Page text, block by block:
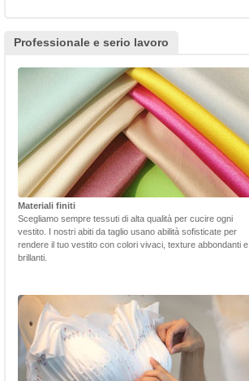
Professionale e serio lavoro
Materiali finiti
Scegliamo sempre tessuti di alta qualità per cucire ogni
vestito. I nostri abiti da taglio usano abilità sofisticate per
rendere il tuo vestito con colori vivaci, texture abbondanti e
brillanti.